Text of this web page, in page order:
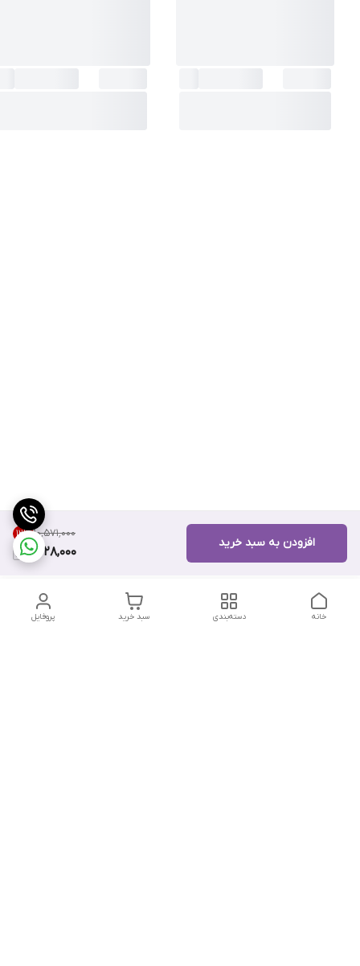
۱۰٬۵۷۱٬۰۰۰ 12%
9,228,000
افزودن به سبد خرید
پروفایل سبد خرید دسته‌بندی خانه